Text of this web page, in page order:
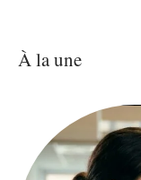
À la une